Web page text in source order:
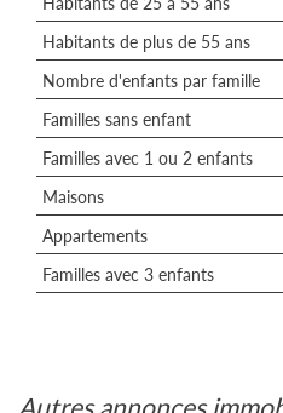
Habitants de plus de 55 ans
Nombre d'enfants par famille
Familles sans enfant
Familles avec 1 ou 2 enfants
Maisons
Appartements
Familles avec 3 enfants
autres annonces immobilières correspondant